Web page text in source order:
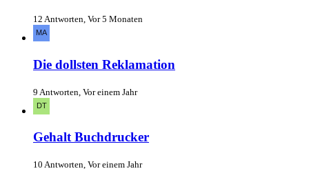
12 Antworten, Vor 5 Monaten
Die dollsten Reklamation
9 Antworten, Vor einem Jahr
Gehalt Buchdrucker
10 Antworten, Vor einem Jahr